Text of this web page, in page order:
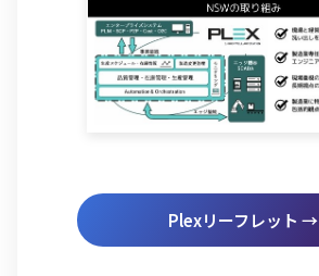
Plexリーフレット →